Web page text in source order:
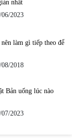
nhất
06/2023
làm gì tiếp theo để
08/2018
Bản uống lúc nào
07/2023